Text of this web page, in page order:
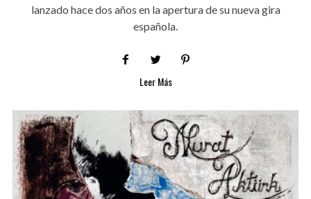
lanzado hace dos años en la apertura de su nueva gira
española.
Leer Más